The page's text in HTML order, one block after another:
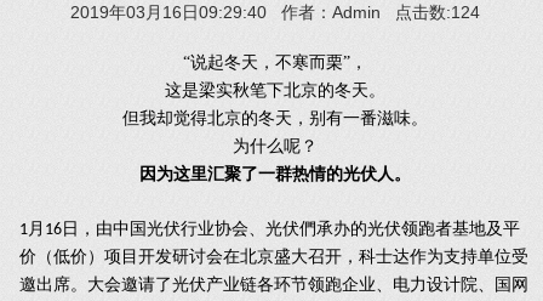
2019年03月16日09:29:40 作者：Admin 点击数:124
“说起冬天，不寒而栗”，
这是梁实秋笔下北京的冬天。
但我却觉得北京的冬天，别有一番滋味。
为什么呢？
因为这里汇聚了一群热情的光伏人。
1 月 16 日，由中国光伏行业协会、光伏們承办的光伏领跑者基地及平
价（低价）项目开发研讨会在北京盛大召开，科士达作为支持单位受
邀出席。大会邀请了光伏产业链各环节领跑企业、电力设计院、国网